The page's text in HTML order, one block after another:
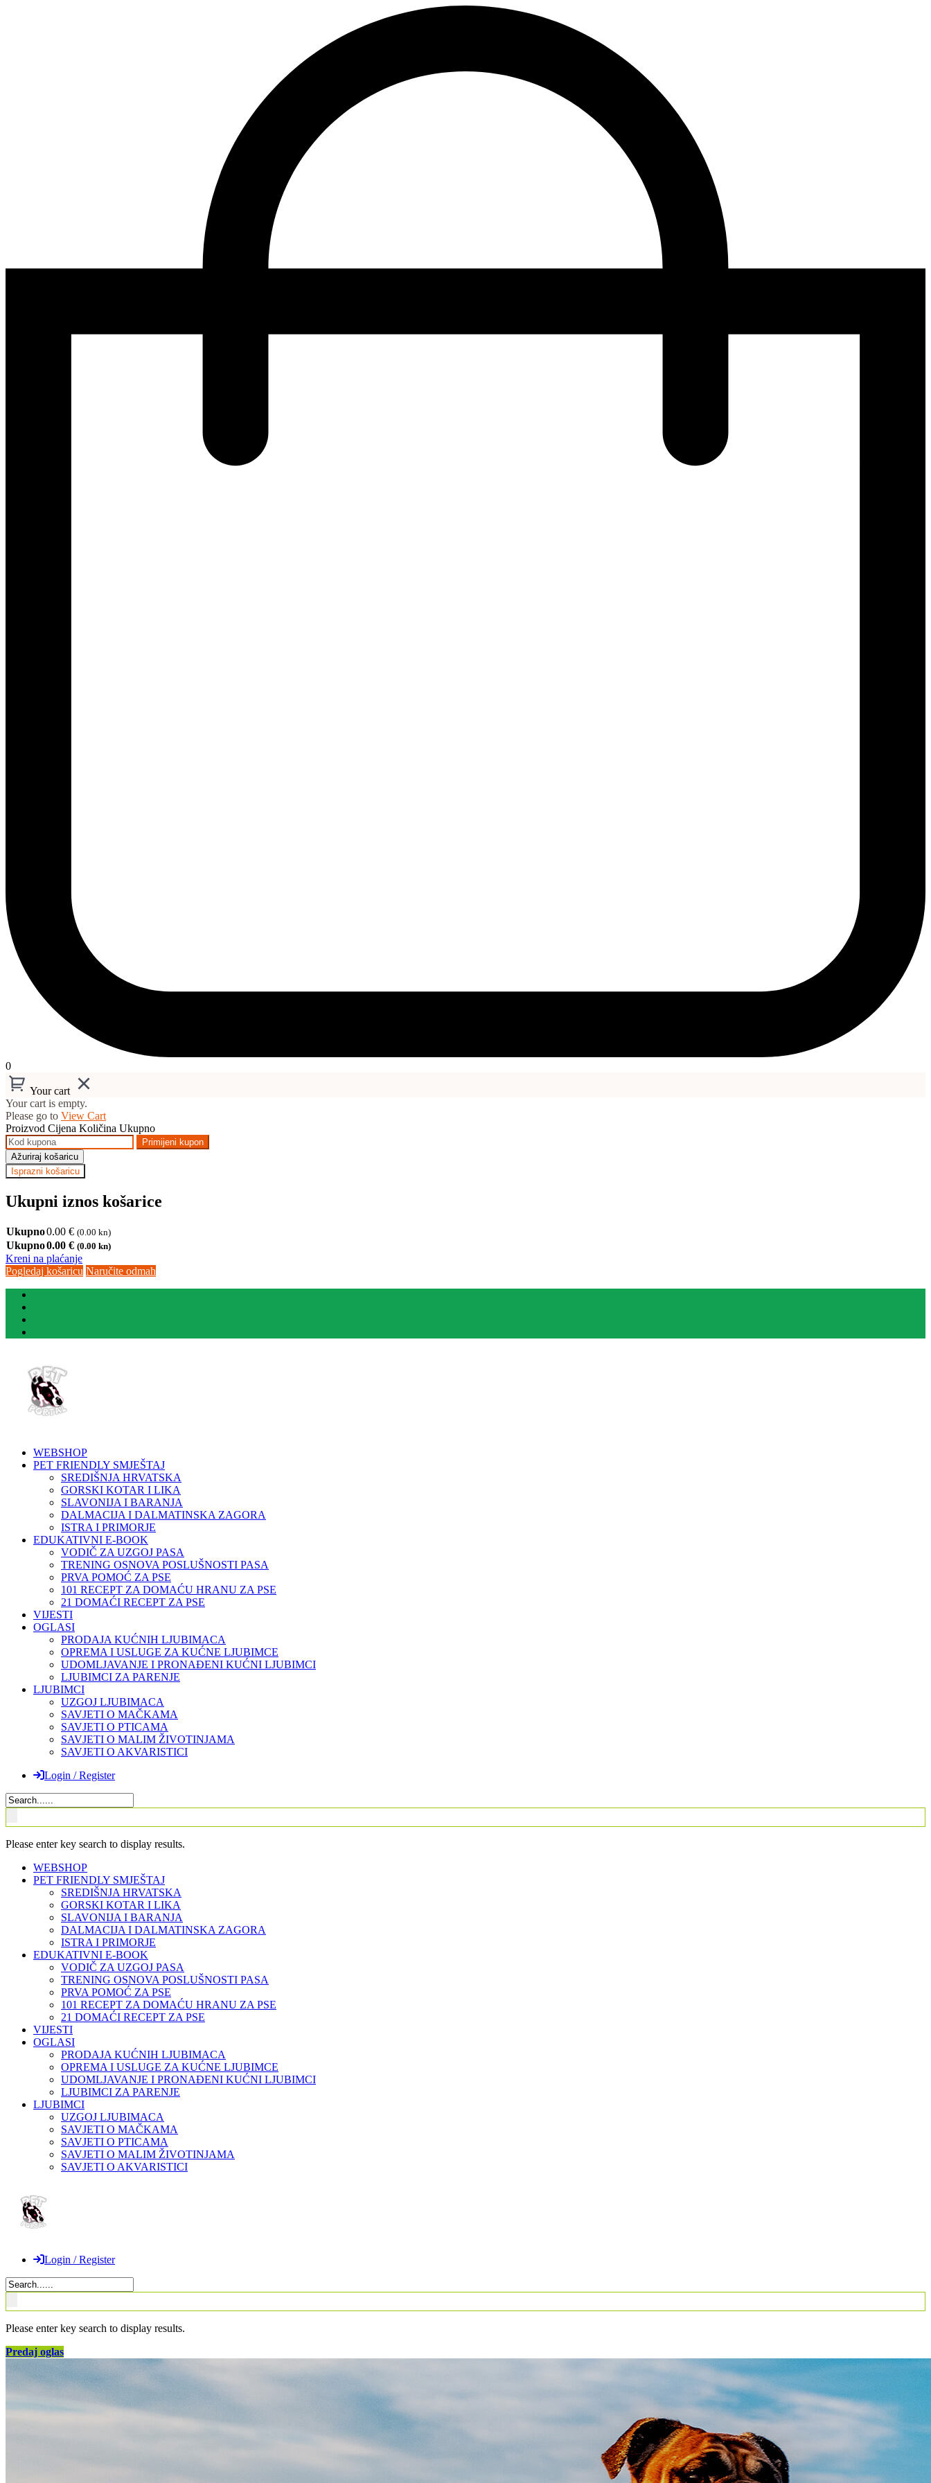
0
Your cart
Your cart is empty.
Please go to View Cart
Proizvod Cijena Količina Ukupno
Primijeni kupon
Ažuriraj košaricu
Isprazni košaricu
Ukupni iznos košarice
Ukupno0.00 € (0.00 kn)
Ukupno0.00 € (0.00 kn)
Kreni na plaćanje
Pogledaj košaricu Naručite odmah
WEBSHOP
PET FRIENDLY SMJEŠTAJ
SREDIŠNJA HRVATSKA
GORSKI KOTAR I LIKA
SLAVONIJA I BARANJA
DALMACIJA I DALMATINSKA ZAGORA
ISTRA I PRIMORJE
EDUKATIVNI E-BOOK
VODIČ ZA UZGOJ PASA
TRENING OSNOVA POSLUŠNOSTI PASA
PRVA POMOĆ ZA PSE
101 RECEPT ZA DOMAĆU HRANU ZA PSE
21 DOMAĆI RECEPT ZA PSE
VIJESTI
OGLASI
PRODAJA KUĆNIH LJUBIMACA
OPREMA I USLUGE ZA KUĆNE LJUBIMCE
UDOMLJAVANJE I PRONAĐENI KUĆNI LJUBIMCI
LJUBIMCI ZA PARENJE
LJUBIMCI
UZGOJ LJUBIMACA
SAVJETI O MAČKAMA
SAVJETI O PTICAMA
SAVJETI O MALIM ŽIVOTINJAMA
SAVJETI O AKVARISTICI
Login / Register
Please enter key search to display results.
WEBSHOP
PET FRIENDLY SMJEŠTAJ
SREDIŠNJA HRVATSKA
GORSKI KOTAR I LIKA
SLAVONIJA I BARANJA
DALMACIJA I DALMATINSKA ZAGORA
ISTRA I PRIMORJE
EDUKATIVNI E-BOOK
VODIČ ZA UZGOJ PASA
TRENING OSNOVA POSLUŠNOSTI PASA
PRVA POMOĆ ZA PSE
101 RECEPT ZA DOMAĆU HRANU ZA PSE
21 DOMAĆI RECEPT ZA PSE
VIJESTI
OGLASI
PRODAJA KUĆNIH LJUBIMACA
OPREMA I USLUGE ZA KUĆNE LJUBIMCE
UDOMLJAVANJE I PRONAĐENI KUĆNI LJUBIMCI
LJUBIMCI ZA PARENJE
LJUBIMCI
UZGOJ LJUBIMACA
SAVJETI O MAČKAMA
SAVJETI O PTICAMA
SAVJETI O MALIM ŽIVOTINJAMA
SAVJETI O AKVARISTICI
Login / Register
Please enter key search to display results.
Predaj oglas